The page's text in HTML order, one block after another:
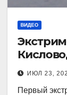
ВИДЕО
ИЮЛ 23,
Первый